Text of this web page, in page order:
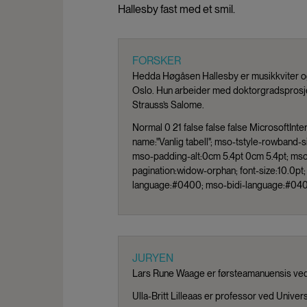
Hallesby fast med et smil.
FORSKER
Hedda Høgåsen Hallesby er musikkviter
Oslo. Hun arbeider med
Strauss’s Salome.
Normal 0 21 false false false
name:"Vanlig tabell"; mso-tstyle-
mso-padding-alt:0cm 5.4pt 0cm 5.4pt;
pagination:widow-orphan; font-
language:#0400; mso-bidi-
JURYEN
Lars Rune Waage er førsteamanuensis
Ulla-Britt Lilleaas er professor ved